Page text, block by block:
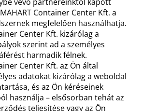
Container Center Kft. a
megfelelően használhatja.
Center Kft. kizárólag a
szerint ad a személyes
harmadik félnek.
Center Kft. az Ön által
adatokat kizárólag a weboldal
és az Ön kéréseinek
használja – elsősorban tehát az
teljesítése vagy az Ön